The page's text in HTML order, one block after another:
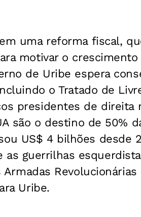
uma reforma fiscal,
motivar o
de Uribe espera
o Tratado de
presidentes de direita
são o destino de 50%
US$ 4 bilhões desde
guerrilhas
Revolucionárias
Uribe.